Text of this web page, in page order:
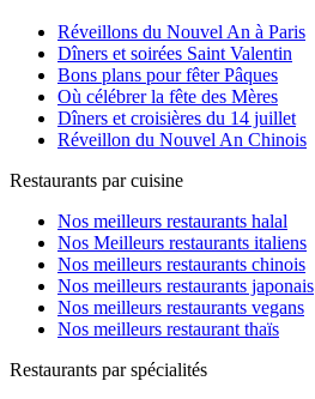
Réveillons du Nouvel An à Paris
Dîners et soirées Saint Valentin
Bons plans pour fêter Pâques
Où célébrer la fête des Mères
Dîners et croisières du 14 juillet
Réveillon du Nouvel An Chinois
Restaurants par cuisine
Nos meilleurs restaurants halal
Nos Meilleurs restaurants italiens
Nos meilleurs restaurants chinois
Nos meilleurs restaurants japonais
Nos meilleurs restaurants vegans
Nos meilleurs restaurant thaïs
Restaurants par spécialités